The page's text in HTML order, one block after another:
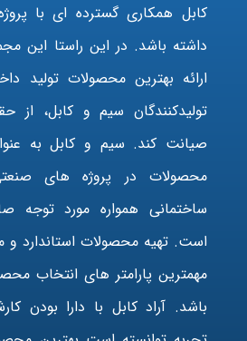
کابل همکاری گسترده ای با
داشته باشد. در این راستا این
ارائه بهترین محصولات تولید
تولیدکنندگان سیم و کابل، از
صیانت کند. سیم و کابل به
محصولات در پروژه های
ساختمانی همواره مورد توجه
است. تهیه محصولات استاندارد و
مهمترین پارامتر های انتخاب
باشد. آراد کابل با دارا بودن